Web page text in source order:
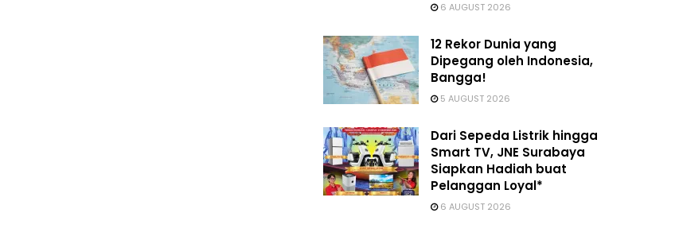
6 AUGUST 2026
12 Rekor Dunia yang
Dipegang oleh Indonesia,
Bangga!
5 AUGUST 2026
Dari Sepeda Listrik hingga
Smart TV, JNE Surabaya
Siapkan Hadiah buat
Pelanggan Loyal*
6 AUGUST 2026